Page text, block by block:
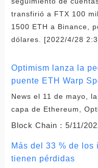
transfirió a FTX 100
1500 ETH a Binance,
dólares. [2022/4/28
Optimism lanza la
puente ETH Warp
News el 11 de mayo,
capa de Ethereum,
Block Chain： 5/11/
Más del 33 % de los
tienen pérdidas